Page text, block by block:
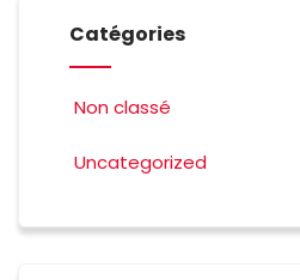
Catégories
Non classé
Uncategorized